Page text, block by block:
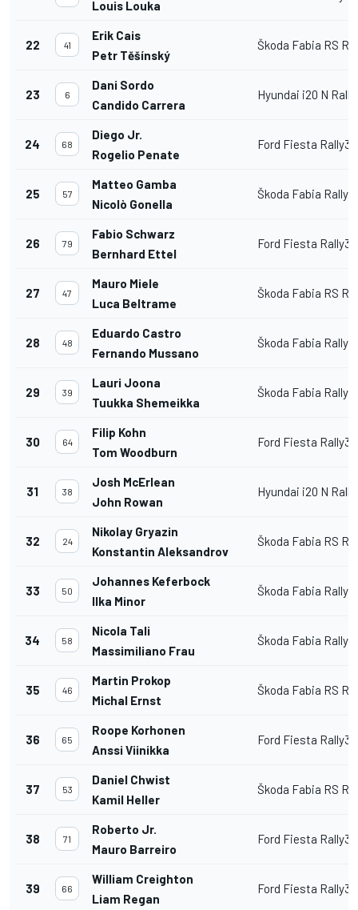
Louis Louka
22 41
Erik Cais
Petr Těšínský
Škoda Fabia RS
23 6
Dani Sordo
Candido Carrera
Hyundai i20 N
24 68
Diego Jr.
Rogelio Penate
Ford Fiesta Rally3
25 57
Matteo Gamba
Nicolò Gonella
Škoda Fabia Rally2
26 79
Fabio Schwarz
Bernhard Ettel
Ford Fiesta Rally3
27 47
Mauro Miele
Luca Beltrame
Škoda Fabia RS
28 48
Eduardo Castro
Fernando Mussano
Škoda Fabia Rally2
29 39
Lauri Joona
Tuukka Shemeikka
Škoda Fabia Rally2
30 64
Filip Kohn
Tom Woodburn
Ford Fiesta Rally3
31 38
Josh McErlean
John Rowan
Hyundai i20 N
32 24
Nikolay Gryazin
Konstantin Aleksandrov
Škoda Fabia RS
33 50
Johannes Keferbock
Ilka Minor
Škoda Fabia Rally2
34 58
Nicola Tali
Massimiliano Frau
Škoda Fabia Rally2
35 46
Martin Prokop
Michal Ernst
Škoda Fabia RS
36 65
Roope Korhonen
Anssi Viinikka
Ford Fiesta Rally3
37 53
Daniel Chwist
Kamil Heller
Škoda Fabia RS
38 71
Roberto Jr.
Mauro Barreiro
Ford Fiesta Rally3
39 66
William Creighton
Liam Regan
Ford Fiesta Rally3